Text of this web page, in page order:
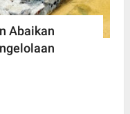
Abaikan